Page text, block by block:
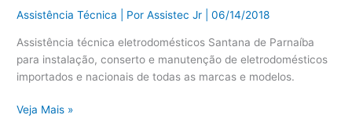
Assistência Técnica | PorAssistec Jr |06/14/2018
Assistência técnica eletrodomésticos Santana de Parnaíba
para instalação, conserto e manutenção de eletrodomésticos
importados e nacionais de todas as marcas e modelos.
Veja Mais »